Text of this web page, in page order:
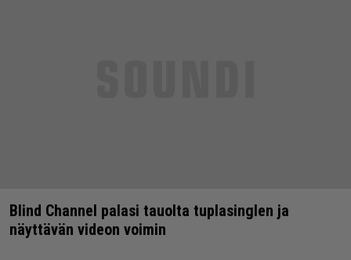
Blind Channel palasi tauolta tuplasinglen ja
näyttävän videon voimin